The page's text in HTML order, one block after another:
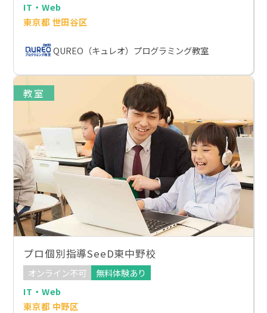
IT・Web
東京都 世田谷区
QUREO（キュレオ）プログラミング教室
教室
プロ個別指導SeeD東中野校
オンライン不可
無料体験あり
IT・Web
東京都 中野区